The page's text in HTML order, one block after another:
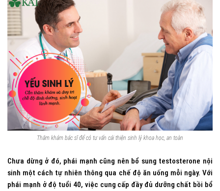
Thăm khám bác sĩ để có tư vấn cải thiện sinh lý khoa học, an toàn
Chưa dừng ở đó, phái mạnh cũng nên bổ sung testosterone nội
sinh một cách tự nhiên thông qua chế độ ăn uống mỗi ngày. Với
phái mạnh ở độ tuổi 40, việc cung cấp đầy đủ dưỡng chất bồi bổ